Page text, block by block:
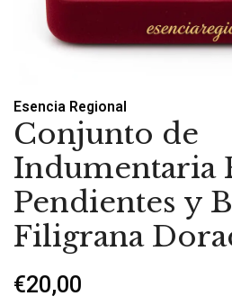
Esencia Regional
Conjunto de
Indumentaria
Pendientes y
Filigrana
€20,00